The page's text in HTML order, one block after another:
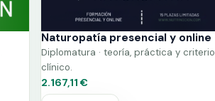
Naturopatía presencial y online
Diplomatura · teoría, práctica y criterio
clínico.
2.167,11 €